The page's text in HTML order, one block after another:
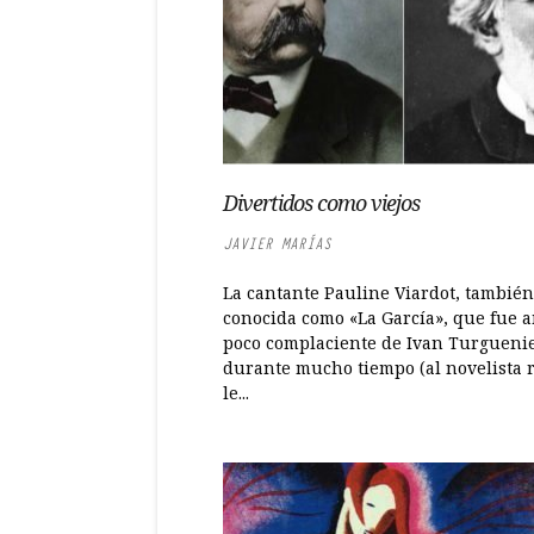
Divertidos como viejos
JAVIER MARÍAS
La cantante Pauline Viardot, también
conocida como «La Gar­cía», que fue
poco complaciente de Ivan
durante mucho tiempo (al novelista
le...